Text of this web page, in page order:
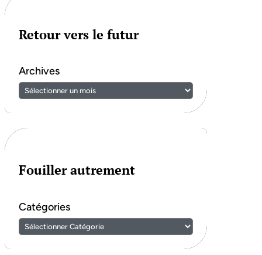
Retour vers le futur
Archives
Fouiller autrement
Catégories